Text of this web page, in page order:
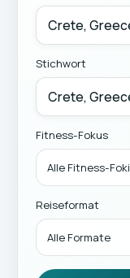
Stichwort
Fitness-Fokus
Alle Fitness-Foki
Reiseformat
Alle Formate